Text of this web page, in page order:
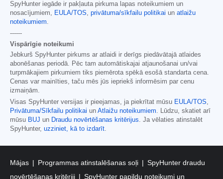
SpyHunter iegāde ir pakļauta pirkuma lapas noteikumiem un
nosacījumiem, EULA/TOS, privātuma/sīkfailu politikai un atlaižu
noteikumiem.
------
Vispārīgie noteikumi
Jebkurš SpyHunter pirkums ar atlaidi ir derīgs piedāvātajā atlaides
abonēšanas periodā. Pēc tam automātiskajai atjaunošanai un/vai
turpmākajiem pirkumiem tiks piemērota spēkā esošā standarta cena.
Cenas var mainīties, taču mēs jūs iepriekš informēsim par cenu
izmaiņām.
Visas SpyHunter versijas ir pieejamas, ja piekrītat mūsu EULA/TOS,
Privātuma/Sīkfailu politikai un Atlaižu noteikumiem. Lūdzu, skatiet arī
mūsu BUJ un Draudu novērtēšanas kritērijus. Ja vēlaties atinstalēt
SpyHunter, uzziniet, kā to izdarīt.
Mājas Programmas atinstalēšanas soļi
SpyHunter draudu
novērtēšanas kritēriji
SpyHunter papildu noteikumi un